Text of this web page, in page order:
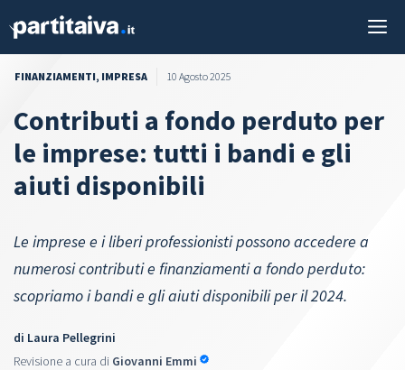
FINANZIAMENTI, IMPRESA 10 Agosto 2025
Contributi a fondo perduto per
le imprese: tutti i bandi e gli
aiuti disponibili
Le imprese e i liberi professionisti possono accedere a
numerosi contributi e finanziamenti a fondo perduto:
scopriamo i bandi e gli aiuti disponibili per il 2024.
di Laura Pellegrini
Revisione a cura di Giovanni Emmi